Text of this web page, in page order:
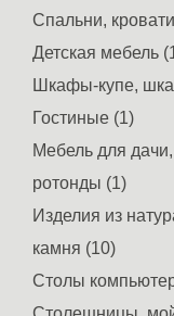
Спальни,
Детская мебель
Шкафы-купе,
Гостиные (1)
Мебель для
ротонды (1)
Изделия из
камня (10)
Столы